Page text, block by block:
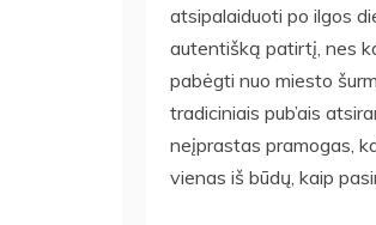
atsipalaiduoti po ilgos
autentišką patirtį, nes
pabėgti nuo miesto
tradiciniais pub’ais
neįprastas pramogas,
vienas iš būdų, kaip